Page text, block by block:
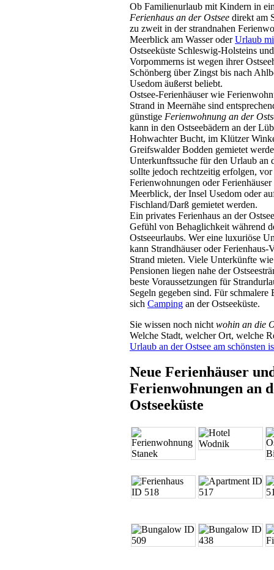
Ob Familienurlaub mit Kindern in
Ferienhaus an der Ostsee direkt am
zu zweit in der strandnahen
Meerblick am Wasser oderUrlaub
Ostseeküste Schleswig-Holsteins
Vorpommerns ist wegen ihrer
Schönberg über Zingst bis nach
Usedom äußerst beliebt.
Ostsee-Ferienhäuser wie
Strand in Meernähe sind
günstige Ferienwohnung an der
kann in den Ostseebädern an der
Hohwachter Bucht, im Klützer
Greifswalder Bodden gemietet
Unterkunftssuche für den Urlaub an
sollte jedoch rechtzeitig erfolgen,
Ferienwohnungen oder
Meerblick, der Insel Usedom oder
Fischland/Darß gemietet werden.
Ein privates Ferienhaus an der
Gefühl von Behaglichkeit während
Ostseeurlaubs. Wer eine luxuriöse
kann Strandhäuser oder
Strand mieten. Viele Unterkünfte
Pensionen liegen nahe der
beste Voraussetzungen für
Segeln gegeben sind. Für schmalere
sich Camping an der Ostseeküste.
Sie wissen noch nicht wohin an die
Welche Stadt, welcher Ort, welche
Urlaub an der Ostsee am schönsten
Neue Ferienhäuser
Ferienwohnungen an
Ostseeküste